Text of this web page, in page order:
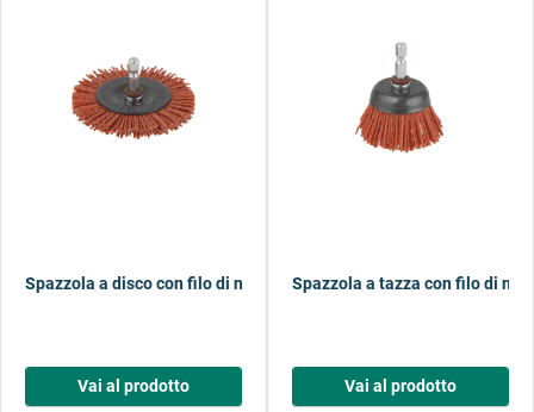
Spazzola a disco con filo di nylon, aggressiva, codolo esagonale
Vai al prodotto
Spazzola a tazza con filo di
Vai al prodotto